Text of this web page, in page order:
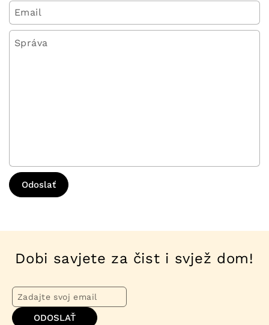
Email*
Správa
Odoslať
Dobi savjete za čist i svjež dom!
ODOSLAŤ